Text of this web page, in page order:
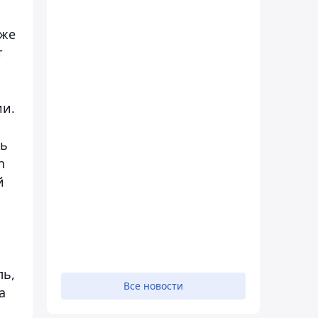
Все новости